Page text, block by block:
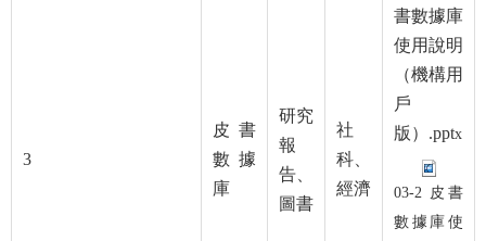
3
皮書
數據
庫
研究
報
告、
圖書
社
科、
經濟
書數據庫
使用說明
（機構用
戶
版）.pptx
03-2 皮書
數據庫使